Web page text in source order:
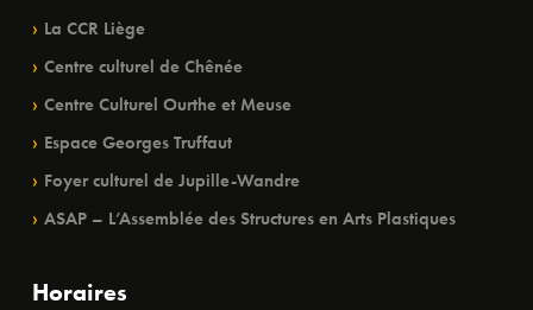
La CCR Liège
Centre culturel de Chênée
Centre Culturel Ourthe et Meuse
Espace Georges Truffaut
Foyer culturel de Jupille-Wandre
ASAP – L’Assemblée des Structures en Arts Plastiques
Horaires